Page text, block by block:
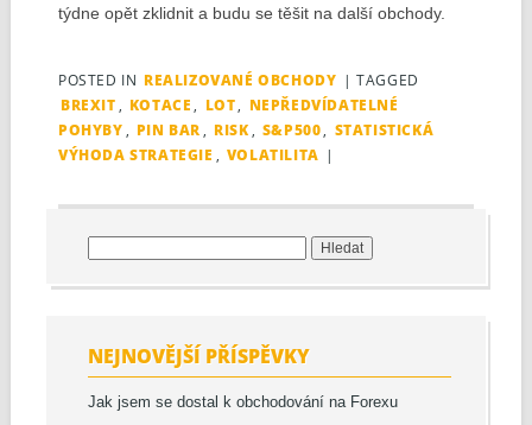
týdne opět zklidnit a budu se těšit na další obchody.
POSTED IN REALIZOVANÉ OBCHODY |TAGGED
BREXIT , KOTACE , LOT, NEPŘEDVÍDATELNÉ
POHYBY , PIN BAR , RISK , S&P500, STATISTICKÁ
VÝHODA STRATEGIE , VOLATILITA |
NEJNOVĚJŠÍ PŘÍSPĚVKY
Jak jsem se dostal k obchodování na Forexu